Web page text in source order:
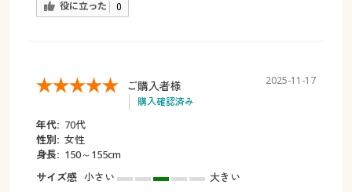
役に立った 0
ご購入者様
購入確認済み
2025-11-17
年代: 70代
性別: 女性
身長: 150～155cm
サイズ感 小さい
大きい